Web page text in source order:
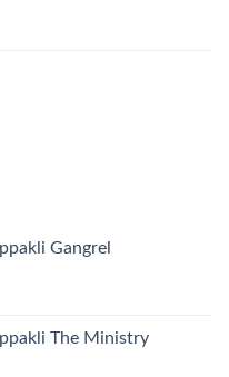
Gangrel
The Ministry